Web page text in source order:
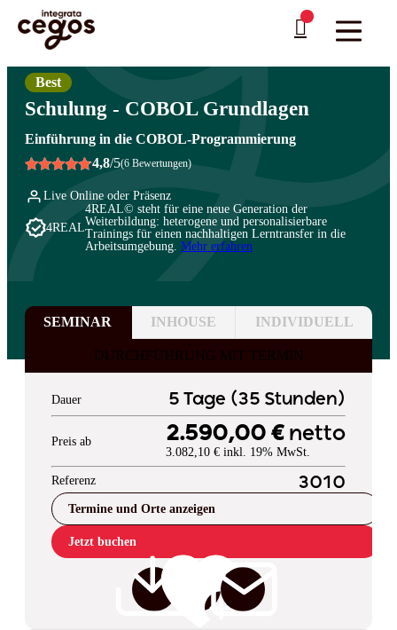
Skip to main content
Sie sind hier:Startseite
Professionelle Weiterbildung & Schulungen in Deutschland
>Programmiersprachen
Best
Schulung - COBOL Grundlagen
Einführung in die COBOL-Programmierung
4,8/5(6 Bewertungen)
Live Online oder Präsenz
4REAL
4REAL© steht für eine neue Generation der
Weiterbildung: heterogene und personalisierbare
Trainings für einen nachhaltigen Lerntransfer in die
Arbeitsumgebung. Mehr erfahren
SEMINAR INHOUSE INDIVIDUELL
DURCHFÜHRUNG MIT TERMIN
Dauer 5 Tage (35 Stunden)
Preis ab 2.590,00 € netto
3.082,10 € inkl. 19% MwSt.
Referenz 3010
Termine und Orte anzeigen
Jetzt buchen